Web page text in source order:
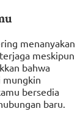
menanyakan
meskipun
bahwa
mungkin
bersedia
baru.